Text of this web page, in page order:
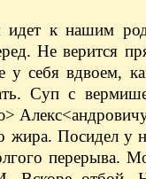
идет к нашим
Не верится
себя вдвоем,
Суп с
Посидел у
перерыва.